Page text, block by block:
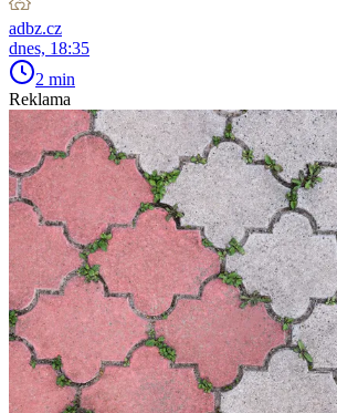
adbz.cz
dnes, 18:35
2 min
Reklama